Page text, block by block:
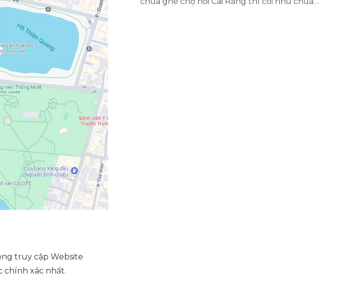
truy cập Website
chính xác nhất.